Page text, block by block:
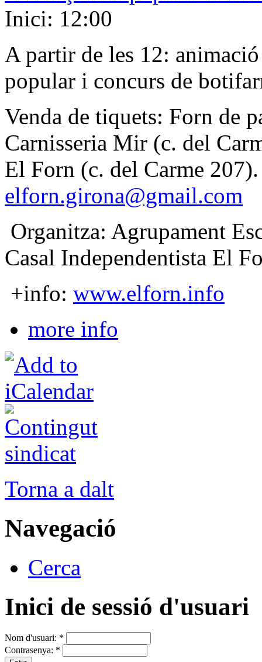
Inici: 12:00
A partir de les 12:
popular i concurs de
Venda de tiquets: Forn de
Carnisseria Mir (c. del
El Forn (c. del Carme 207).
elforn.girona@gmail.com
Organitza: Agrupament
Casal Independentista El
+info: www.elforn.info
more info
Torna a dalt
Navegació
Cerca
Inici de sessió d'usuari
Nom d'usuari: *
Contrasenya: *